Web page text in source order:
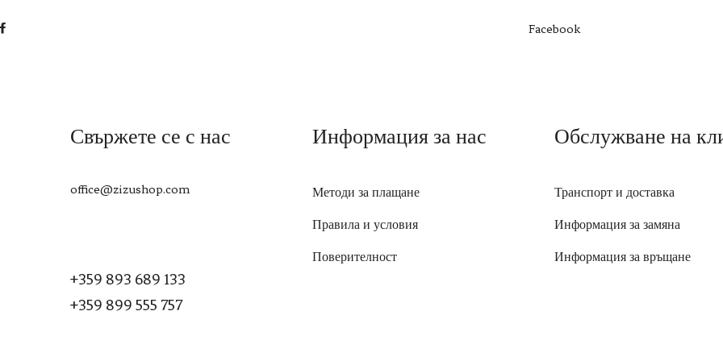
Facebook
Свържете се с нас
office@zizushop.com
+359 893 689 133
+359 899 555 757
Информация за нас
Методи за плащане
Правила и условия
Поверителност
Обслужване на
Транспорт и доставка
Информация за замяна
Информация за връщане